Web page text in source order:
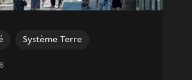
Système Terre